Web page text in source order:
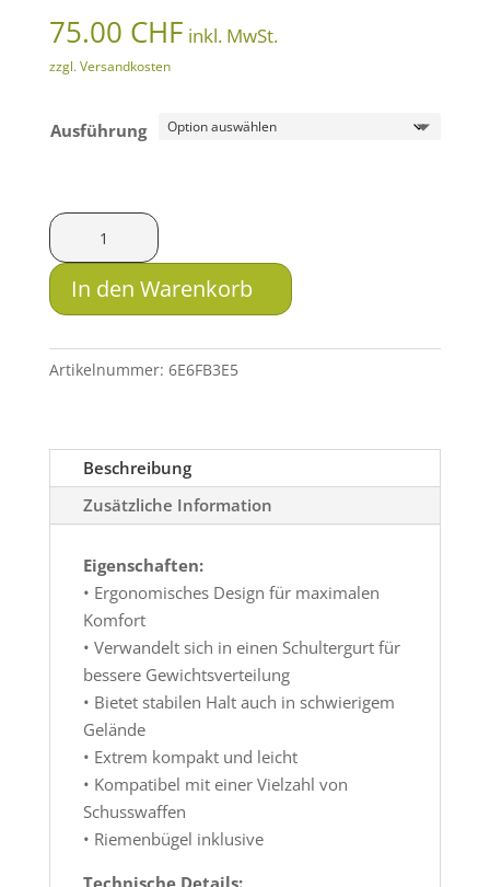
75.00 CHF inkl. MwSt.
zzgl. Versandkosten
Ausführung
3HGR
Gewehrriemen
Light
Harness
In den Warenkorb
Artikelnummer: 6E6FB3E5
Beschreibung
Zusätzliche Information
Eigenschaften:
• Ergonomisches Design für maximalen
Komfort
• Verwandelt sich in einen Schultergurt für
bessere Gewichtsverteilung
• Bietet stabilen Halt auch in schwierigem
Gelände
• Extrem kompakt und leicht
• Kompatibel mit einer Vielzahl von
Schusswaffen
• Riemenbügel inklusive
Technische Details: